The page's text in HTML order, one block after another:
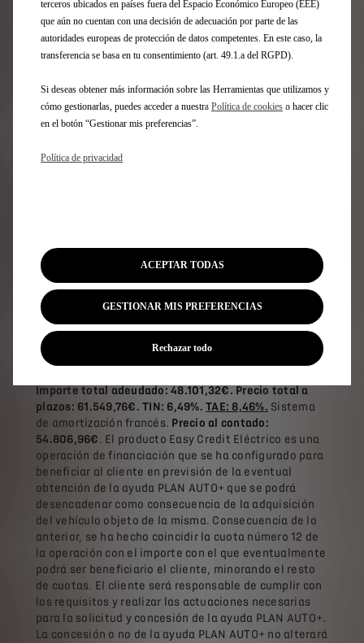
impuestos, transporte, descuentos. Sujeto a
aprobación financiera.
financiera mensual de 399€ para una duración de 34
meses. La cuota financiera de 4.050€ será abonada
en el mes 12. Última cuota: 30.485,32€. Capital
financiado con comisión de apertura: 41.218,97€.
Comisión de apertura (3,95%): 1.566,28€. Intereses:
Importe total adeudado: 48.101,32€. Precio total a
plazos: 61.549,76€. TIN: 6,49%. TAE: 8,46%. Sistema
de amortización francés. Precio al contado:
54.806,96€ . El producto Easy Credit Eléctrico es una
operación de financiación que se ha configurado para
beneficiar al cliente en previsión de la eventual
obtención de la ayuda PLAN AUTO+ que se podrá
desencadenar como consecuencia de la adquisición
del vehículo objeto de la misma. Consecuencia de lo
anterior, se ha hecho coincidir la cuota número 12 de
la operación con el importe con el que eventualmente
podrá ser beneficiario el cliente, minorando el resto
de cuotas. El cliente será responsable de cumplir con
los requisitos y realizar las actuaciones necesarias
para la solicitud y concesión de la ayuda PLAN AUTO+.
La concesión o no de la ayuda PLAN AUTO+ no alterará
terceros ubicados en países fuera del Espacio Económico Europeo (EEE)
que aún no cuentan con una decisión de adecuación por parte de las
autoridades europeas de protección de datos competentes. En este caso, la
transferencia se basa en tu consentimiento (art. 49.1.a del RGPD).
Si deseas obtener más información sobre las Herramientas que utilizamos y
cómo gestionarlas, puedes acceder a nuestra Política de cookies o hacer clic
en el botón “Gestionar mis preferencias”.
Política de privacidad
GESTIONAR MIS PREFERENCIAS
ACEPTAR TODAS
Rechazar todo